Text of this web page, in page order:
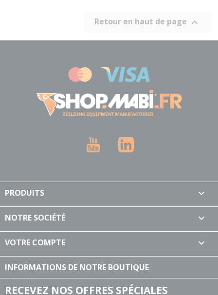
Retour en haut de page 
YouTube
PRODUITS 
NOTRE SOCIÉTÉ 
VOTRE COMPTE 
INFORMATIONS DE NOTRE BOUTIQUE
RECEVEZ NOS OFFRES SPÉCIALES